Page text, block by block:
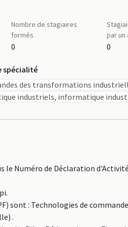
Nombre de stagiaires
formés
0
par un
0
spécialité
des transformations
industriels, informatique
Numéro de Déclaration
sont : Technologies de
.